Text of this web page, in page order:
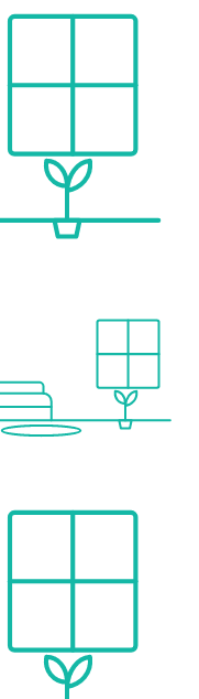
area "An der Schanze."
TO ASSIST YOU AT 0664 18 146 55
oder wirtschaftliches Naheverhältnis besteht.